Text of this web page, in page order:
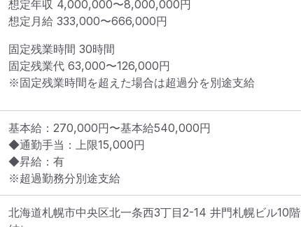
想定年収 4,000,000〜8,000,000円
想定月給 333,000〜666,000円
固定残業時間 30時間
固定残業代 63,000〜126,000円
※固定残業時間を超えた場合は超過分を別途支給
基本給：270,000円〜基本給540,000円
◆通勤手当：上限15,000円
◆昇給：有
※超過勤務分別途支給
北海道札幌市中央区北一条西3丁目2-14 井門札幌ビル10階